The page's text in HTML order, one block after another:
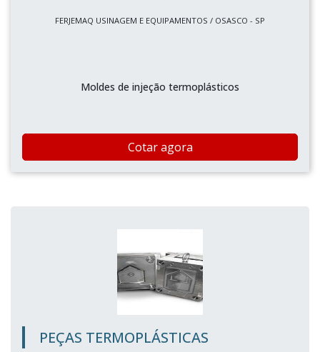
FERJEMAQ USINAGEM E EQUIPAMENTOS / OSASCO - SP
Moldes de injeção termoplásticos
Cotar agora
PEÇAS TERMOPLÁSTICAS